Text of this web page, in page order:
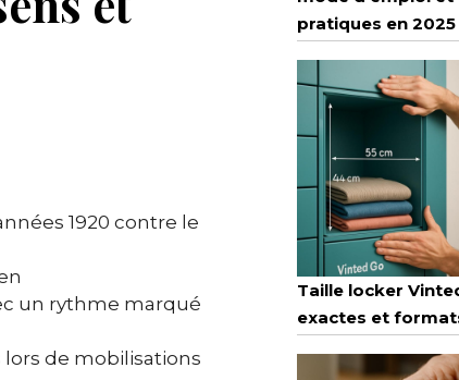
1920 contre le
un rythme marqué
lors de mobilisations
pratiques en 2025
Taille locker
exactes et